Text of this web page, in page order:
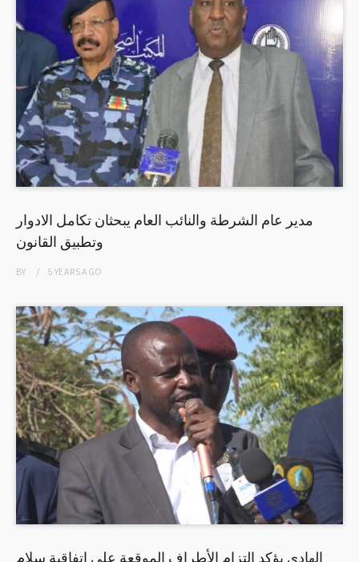
مدير عام الشرطة والنائب العام يبحثان تكامل الادوار
وتطبيق القانون
BY 5 YEARSAGO
الهادي يؤكد التزام الأطراف الموقعة على إتفاقية سلام